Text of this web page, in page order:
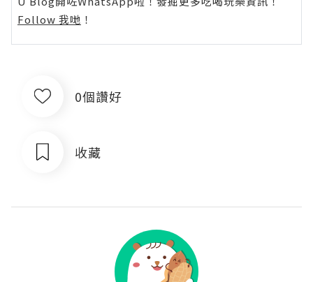
Follow 我哋 ！
0個讚好
收藏